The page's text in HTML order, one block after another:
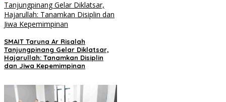
SMAIT Taruna Ar Risalah
Tanjungpinang Gelar Diklatsar,
Hajarullah: Tanamkan Disiplin
dan Jiwa Kepemimpinan